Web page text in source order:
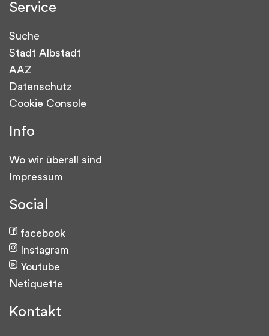
Service
Suche
Stadt Albstadt
AAZ
Datenschutz
Cookie Console
Info
Wo wir überall sind
Impressum
Social
facebook
Instagram
Youtube
Netiquette
Kontakt